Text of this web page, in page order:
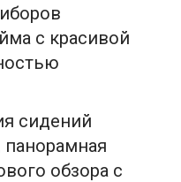
с красивой
сидений
панорамная
обзора с